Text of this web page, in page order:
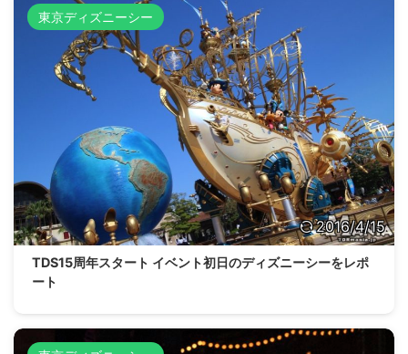
東京ディズニーシー
2016/4/15
TDS15周年スタート イベント初日のディズニーシーをレポ
ート